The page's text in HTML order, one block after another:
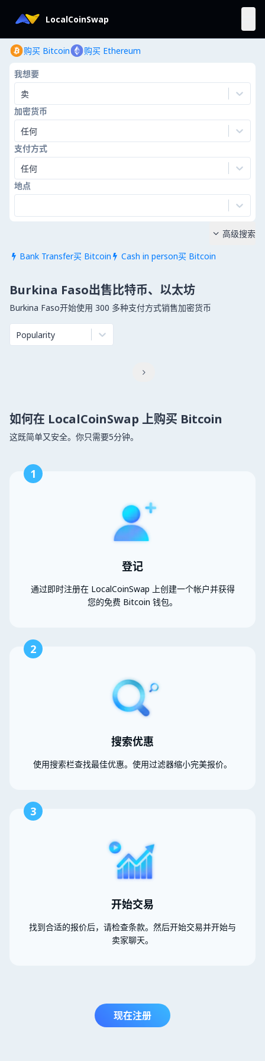
LocalCoinSwap
购买 Bitcoin 购买 Ethereum
我想要
卖
加密货币
任何
支付方式
任何
地点
 Bank Transfer买 Bitcoin  Cash in person买 Bitcoin
 高级搜索
Burkina Faso出售比特币、以太坊
Burkina Faso开始使用 300 多种支付方式销售加密货币
Popularity

如何在 LocalCoinSwap 上购买 Bitcoin
这既简单又安全。你只需要5分钟。
1
登记
通过即时注册在 LocalCoinSwap 上创建一个帐户并获得
您的免费 Bitcoin 钱包。
2
搜索优惠
使用搜索栏查找最佳优惠。使用过滤器缩小完美报价。
3
开始交易
找到合适的报价后，请检查条款。然后开始交易并开始与
卖家聊天。
现在注册